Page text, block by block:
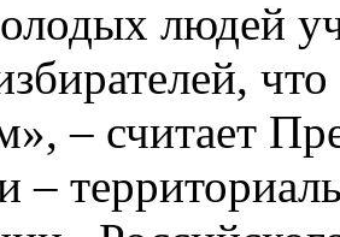
людей
– считает
–